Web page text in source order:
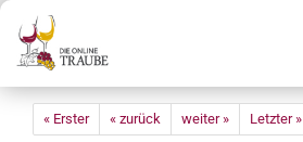
« Erster « zurück weiter »
Letzter »